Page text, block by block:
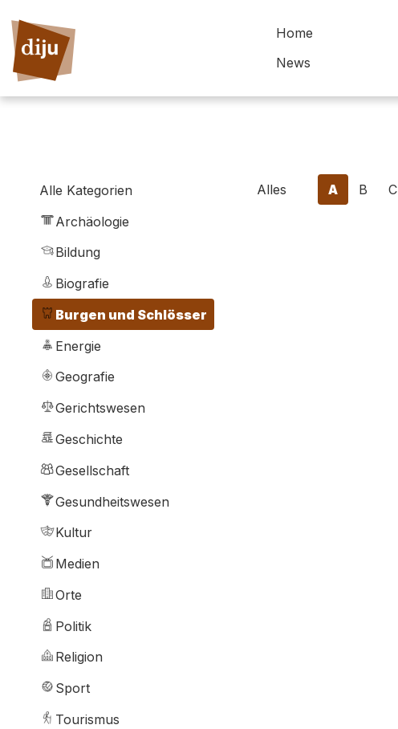
Home
News
Alle Kategorien
Archäologie
Bildung
Biografie
Burgen und Schlösser
Energie
Geografie
Gerichtswesen
Geschichte
Gesellschaft
Gesundheitswesen
Kultur
Medien
Orte
Politik
Religion
Sport
Tourismus
Alles A B C